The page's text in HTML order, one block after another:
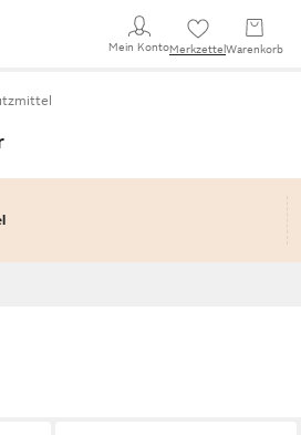
Mein KontoMerkzettel Warenkorb